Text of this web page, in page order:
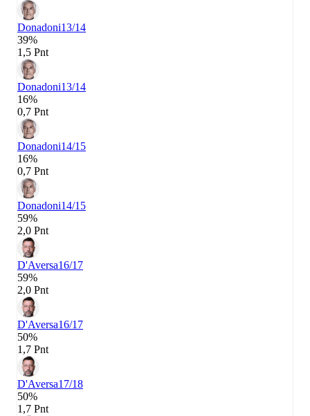
Donadoni13/14
39%
1,5 Pnt
Donadoni13/14
16%
0,7 Pnt
Donadoni14/15
16%
0,7 Pnt
Donadoni14/15
59%
2,0 Pnt
D'Aversa16/17
59%
2,0 Pnt
D'Aversa16/17
50%
1,7 Pnt
D'Aversa17/18
50%
1,7 Pnt